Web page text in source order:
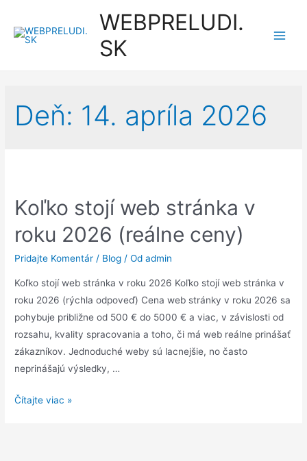
obsah
WEBPRELUDI.
SK
Deň: 14. apríla 2026
Koľko stojí web stránka v
roku 2026 (reálne ceny)
Pridajte Komentár / Blog / Od admin
Koľko stojí web stránka v roku 2026 Koľko stojí web stránka v
roku 2026 (rýchla odpoveď) Cena web stránky v roku 2026 sa
pohybuje približne od 500 € do 5000 € a viac, v závislosti od
rozsahu, kvality spracovania a toho, či má web reálne prinášať
zákazníkov. Jednoduché weby sú lacnejšie, no často
neprinášajú výsledky, …
Koľko
Čítajte viac »